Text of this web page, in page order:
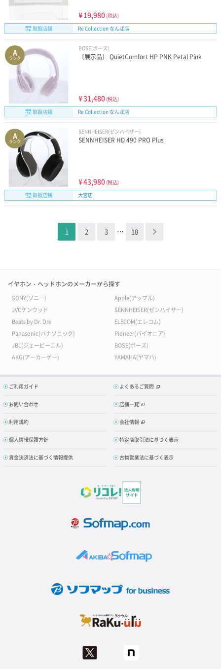
¥19,980 (税込)
取扱店舗
Re Collection なんば店
A
ランク
BOSE(ボーズ)
〔展示品〕 QuietComfort HP PNK Petal Pink
¥31,480 (税込)
取扱店舗
Re Collection なんば店
A
ランク
SENNHEISER(ゼンハイザー)
SENNHEISER HD 490 PRO Plus
¥43,980 (税込)
取扱店舗
大宮店
1 2 3 … 18 ＞
イヤホン・ヘッドホンのメーカーから探す
SONY(ソニー)
Apple(アップル)
JVCケンウッド
SENNHEISER(ゼンハイザー)
Beats by Dr. Dre
ELECOM(エレコム)
Panasonic(パナソニック)
Pioneer(パイオニア)
JBL(ジェービーエル)
BOSE(ボーズ)
AKG(アーカーゲー)
YAMAHA(ヤマハ)
ご利用ガイド よくあるご質問
お問い合わせ 店舗一覧
利用規約 会社情報
個人情報保護方針 特定商取引法に基づく表示
資金決済法に基づく情報提供 古物営業法に基づく表示